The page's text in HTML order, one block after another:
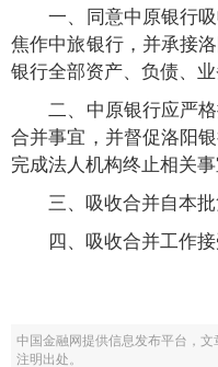
一、同意中原银行吸
焦作中旅银行，并承接
银行全部资产、负债、
二、中原银行应严格
合并事宜，并督促洛阳
完成法人机构终止相关事
三、吸收合并自本批
四、吸收合并工作接
中国金融网提供信息发布平台，
注明出处。